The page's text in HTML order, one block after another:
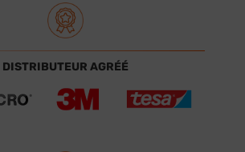
DISTRIBUTEUR AGRÉÉ